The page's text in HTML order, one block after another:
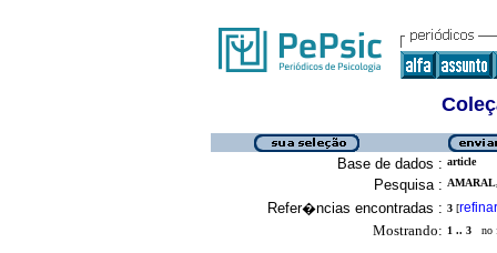
Base de dados : article
Pesquisa :
Refer�ncias encontradas : 3 [refinar
Mostrando: 1 .. 3 no